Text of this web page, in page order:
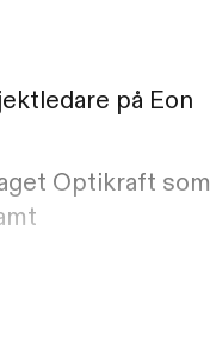
på Eon
Optikraft som